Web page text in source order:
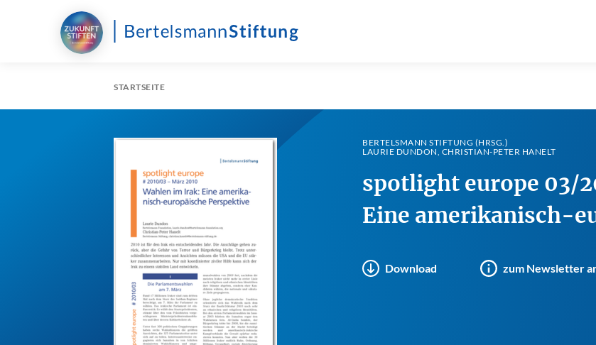
STARTSEITE
BERTELSMANN STIFTUNG (HRSG.)
LAURIE DUNDON, CHRISTIAN-PETER HANELT
spotlight europe 03/
Eine amerikanisch-
Download zum Newsletter